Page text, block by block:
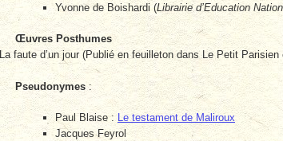
Yvonne de Boishardi (Librairie d’Education
Œuvres Posthumes
La faute d’un jour (Publié en feuilleton dans Le Petit
Pseudonymes :
Paul Blaise : Le testament de Maliroux
Jacques Feyrol